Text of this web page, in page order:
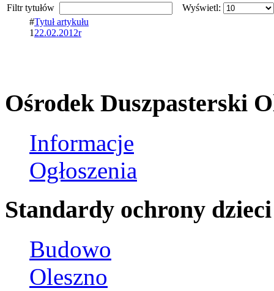
Filtr tytułów
Wyświetl:
#Tytuł artykułu
1 22.02.2012r
Ośrodek Duszpasterski
Informacje
Ogłoszenia
Standardy ochrony dzieci
Budowo
Oleszno